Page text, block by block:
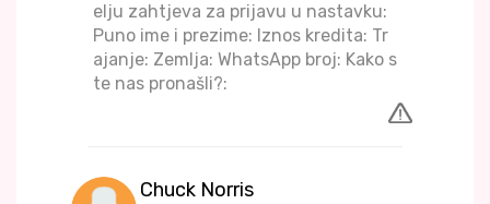
elju zahtjeva za prijavu u nastavku:
Puno ime i prezime: Iznos kredita: Tr
ajanje: Zemlja: WhatsApp broj: Kako s
te nas pronašli?:
Chuck Norris